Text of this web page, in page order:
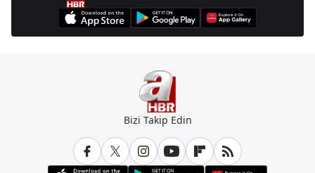
Bizi Takip Edin